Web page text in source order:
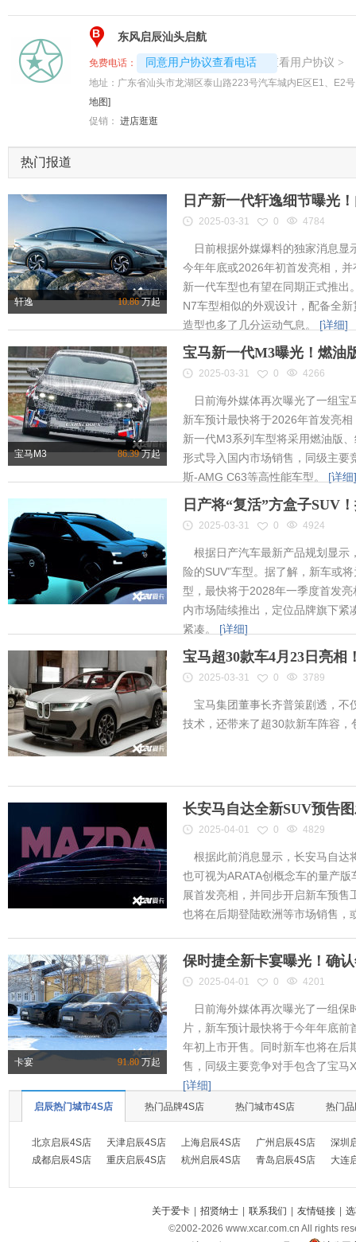
B 东风启辰汕头启航
免费电话： 同意用户协议查看电话
4008192707-5697 查看用户协议 >
地址： 广东省汕头市龙湖区泰山路223号汽车城内E区E1、E2
地图]
促销： 进店逛逛
热门报道
轩逸 10.86万起
日产新一代轩逸细节曝光
2025-03-31 0 4784
日前根据外媒爆料的独家消息显
今年年底或2026年初首发亮相，
新一代车型也有望在同期正式推出
N7车型相似的外观设计，配备全
造型也多了几分运动气息。 [详细]
宝马M3 86.39万起
宝马新一代M3曝光！燃油
2025-03-31 0 4266
日前海外媒体再次曝光了一组宝
新车预计最快将于2026年首发亮
新一代M3系列车型将采用燃油版
形式导入国内市场销售，同级主要
斯-AMG C63等高性能车型。 [详细]
日产将“复活”方盒子SUV
2025-03-31 0 4924
根据日产汽车最新产品规划显示
险的SUV”车型。据了解，新车或
型，最快将于2028年一季度首发
内市场陆续推出，定位品牌旗下紧
紧凑。 [详细]
宝马超30款车4月23日亮
2025-03-31 0 3789
宝马集团董事长齐普策剧透，不
技术，还带来了超30款新车阵容
长安马自达全新SUV预告
2025-04-01 0 4829
根据此前消息显示，长安马自达
也可视为ARATA创概念车的量产
展首发亮相，并同步开启新车预售
也将在后期登陆欧洲等市场销售，
卡宴 91.80万起
保时捷全新卡宴曝光！确
2025-04-01 0 4201
日前海外媒体再次曝光了一组保
片，新车预计最快将于今年年底
年初上市开售。同时新车也将在后
售，同级主要竞争对手包含了宝马
[详细]
启辰热门城市4S店 热门品牌4S店 热门城市4S店 热门
北京启辰4S店 天津启辰4S店 上海启辰4S店 广州启辰4S店
深圳
成都启辰4S店
重庆启辰4S店 杭州启辰4S店 青岛启辰4S店 大连
关于爱卡 | 招贤纳士 | 联系我们 | 友情链接 |
©2002-2026 www.xcar.com.cn All rights